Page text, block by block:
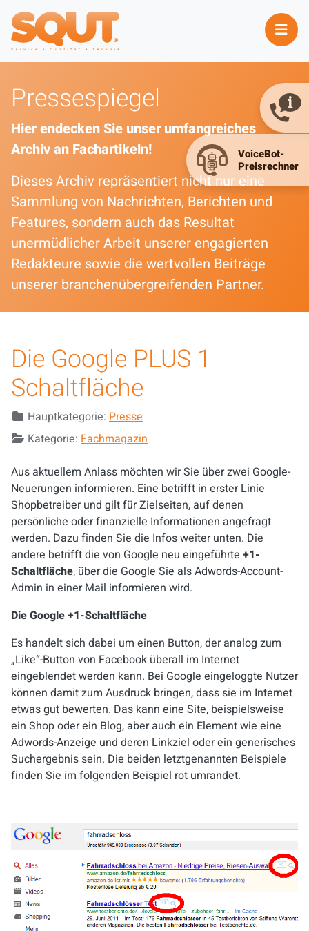
Pressespiegel
Hier endecken Sie unser umfangreiches
Archiv an Fachartikeln!
Dieses Archiv repräsentiert nicht nur eine
Sammlung von Nachrichten, Berichten und
Features, sondern auch das Resultat
unermüdlicher Arbeit unserer engagierten
Redakteure sowie die wertvollen Beiträge
unserer branchenübergreifenden Partner.
Die Google PLUS 1
Schaltfläche
DetailsHauptkategorie: Presse
Kategorie: Fachmagazin
Aus aktuellem Anlass möchten wir Sie über zwei Google-
Neuerungen informieren. Eine betrifft in erster Linie
Shopbetreiber und gilt für Zielseiten, auf denen
persönliche oder finanzielle Informationen angefragt
werden. Dazu finden Sie die Infos weiter unten. Die
andere betrifft die von Google neu eingeführte +1-
Schaltfläche, über die Google Sie als Adwords-Account-
Admin in einer Mail informieren wird.
Die Google +1-Schaltfläche
Es handelt sich dabei um einen Button, der analog zum
„Like“-Button von Facebook überall im Internet
eingeblendet werden kann. Bei Google eingeloggte Nutzer
können damit zum Ausdruck bringen, dass sie im Internet
etwas gut bewerten. Das kann eine Site, beispielsweise
ein Shop oder ein Blog, aber auch ein Element wie eine
Adwords-Anzeige und deren Linkziel oder ein generisches
Suchergebnis sein. Die beiden letztgenannten Beispiele
finden Sie im folgenden Beispiel rot umrandet.